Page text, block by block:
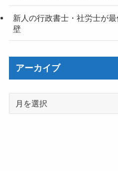
新人の行政書士・社労士が
壁
アーカイブ